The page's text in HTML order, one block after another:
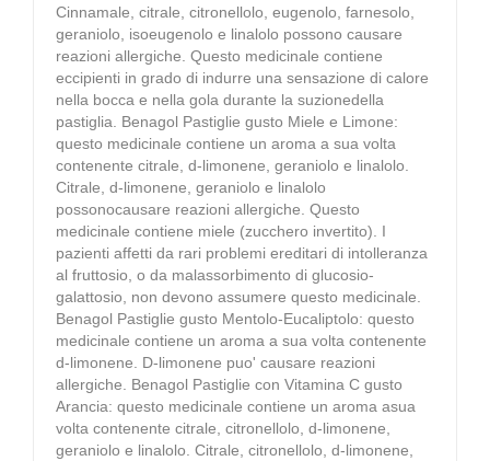
Cinnamale, citrale, citronellolo, eugenolo, farnesolo,
geraniolo, isoeugenolo e linalolo possono causare
reazioni allergiche. Questo medicinale contiene
eccipienti in grado di indurre una sensazione di calore
nella bocca e nella gola durante la suzionedella
pastiglia. Benagol Pastiglie gusto Miele e Limone:
questo medicinale contiene un aroma a sua volta
contenente citrale, d-limonene, geraniolo e linalolo.
Citrale, d-limonene, geraniolo e linalolo
possonocausare reazioni allergiche. Questo
medicinale contiene miele (zucchero invertito). I
pazienti affetti da rari problemi ereditari di intolleranza
al fruttosio, o da malassorbimento di glucosio-
galattosio, non devono assumere questo medicinale.
Benagol Pastiglie gusto Mentolo-Eucaliptolo: questo
medicinale contiene un aroma a sua volta contenente
d-limonene. D-limonene puo' causare reazioni
allergiche. Benagol Pastiglie con Vitamina C gusto
Arancia: questo medicinale contiene un aroma asua
volta contenente citrale, citronellolo, d-limonene,
geraniolo e linalolo. Citrale, citronellolo, d-limonene,